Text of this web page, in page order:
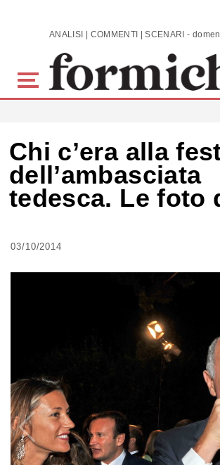
Skip to main content ANALISI |
Chi c’era alla
dell’ambasciata
tedesca. Le foto
03/10/2014